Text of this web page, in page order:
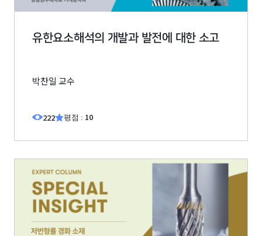
유한요소해석의 개발과 발전에 대한 소고
박찬일 교수
222 평점 : 10